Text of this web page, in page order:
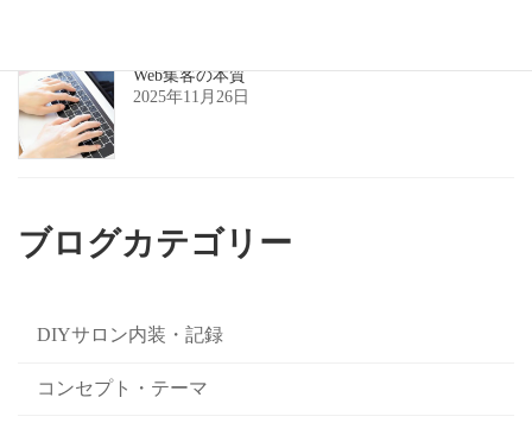
Web集客の本質
2025年11月26日
ブログカテゴリー
DIYサロン内装・記録
コンセプト・テーマ